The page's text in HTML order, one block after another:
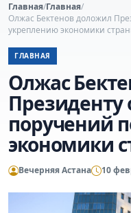
Главная/Главная/
Олжас Бектенов доложил
укреплению экономики
ГЛАВНАЯ
Олжас
Президенту
поручений
экономики
Вечерняя Астана 10